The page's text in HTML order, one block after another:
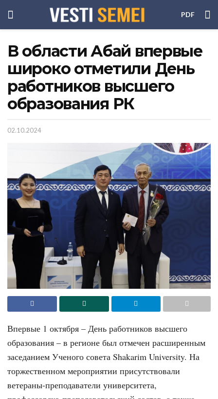
PDF
В области Абай впервые
широко отметили День
работников высшего
образования РК
02.10.2024
Впервые 1 октября – День работников высшего
образования – в регионе был отмечен расширенным
заседанием Ученого совета Shakarim University. На
торжественном мероприятии присутствовали
ветераны-преподаватели университета,